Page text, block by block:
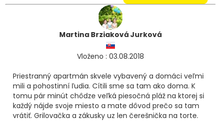
Martina Brziaková Jurková
Vloženo : 03.08.2018
Priestranný apartmán skvele vybavený a domáci veľmi
mili a pohostinní ľudia. Cítili sme sa tam ako doma. K
tomu pár minút chôdze veľká piesočná pláž na ktorej si
každý nájde svoje miesto a mate dôvod prečo sa tam
vrátiť. Grilovačka a zákusky uz len čerešnička na torte.